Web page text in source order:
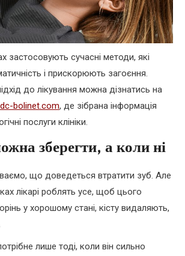
застосовують сучасні методи, які
і прискорюють загоєння.
до лікування можна дізнатись на
bolinet.com, де зібрана інформація
послуги клініки.
зберегти, а коли ні
що доведеться втратити зуб. Але
лікарі роблять усе, щоб цього
у хорошому стані, кісту видаляють,
лише тоді, коли він сильно